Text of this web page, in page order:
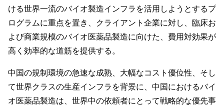
ける世界一流のバイオ製造インフラを活用しようとするプ
ログラムに重点を置き、クライアント企業に対し、臨床お
よび商業規模のバイオ医薬品製造に向けた、費用対効果が
高く効率的な道筋を提供する。
中国の規制環境の急速な成熟、大幅なコスト優位性、そし
て世界クラスの生産インフラを背景に、中国におけるバイ
オ医薬品製造は、世界中の依頼者にとって戦略的な優先事